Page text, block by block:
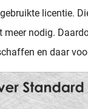
licentie.
nodig.
en daar